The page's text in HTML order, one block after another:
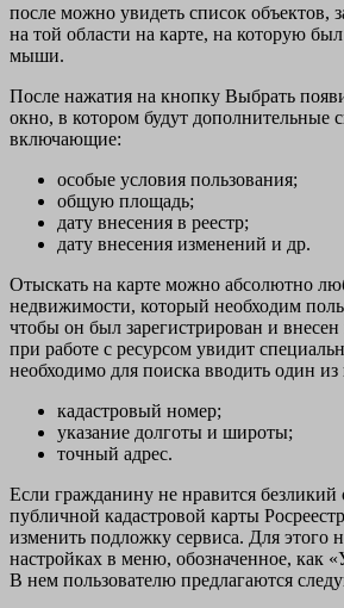
после можно увидеть список объектов,
на той области на карте, на которую
мыши.
После нажатия на кнопку Выбрать
окно, в котором будут дополнительные
включающие:
особые условия пользования;
общую площадь;
дату внесения в реестр;
дату внесения изменений и др.
Отыскать на карте можно абсолютно
недвижимости, который необходим
чтобы он был зарегистрирован и
при работе с ресурсом увидит
необходимо для поиска вводить один из
кадастровый номер;
указание долготы и широты;
точный адрес.
Если гражданину не нравится безликий
публичной кадастровой карты
изменить подложку сервиса. Для этого
настройках в меню, обозначенное, как
В нем пользователю предлагаются